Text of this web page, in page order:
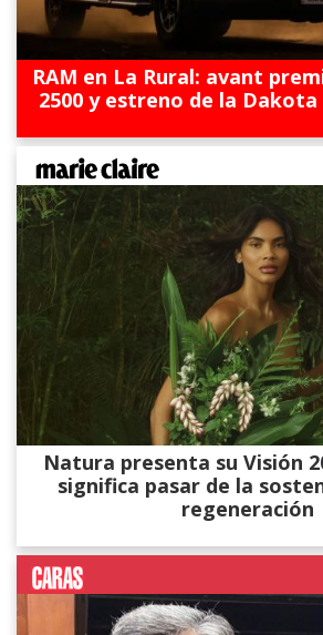
RAM en La Rural: avant
2500 y estreno de la
Natura presenta su Visión
significa pasar de la
regeneración